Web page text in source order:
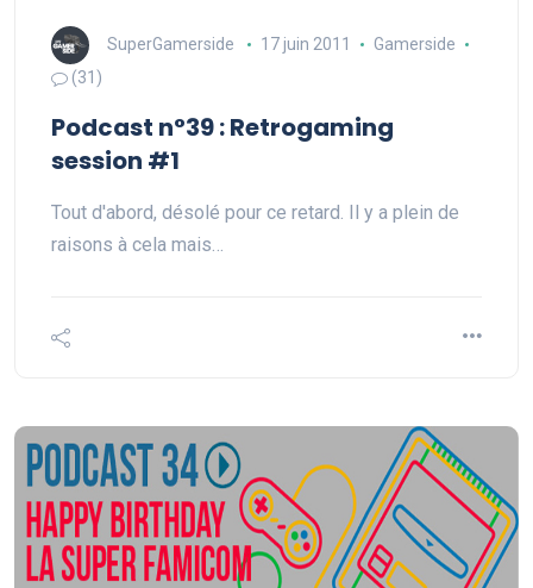
SuperGamerside 17 juin 2011
Gamerside
(31)
Podcast n°39 : Retrogaming
session #1
Tout d'abord, désolé pour ce retard. Il y a plein de
raisons à cela mais…